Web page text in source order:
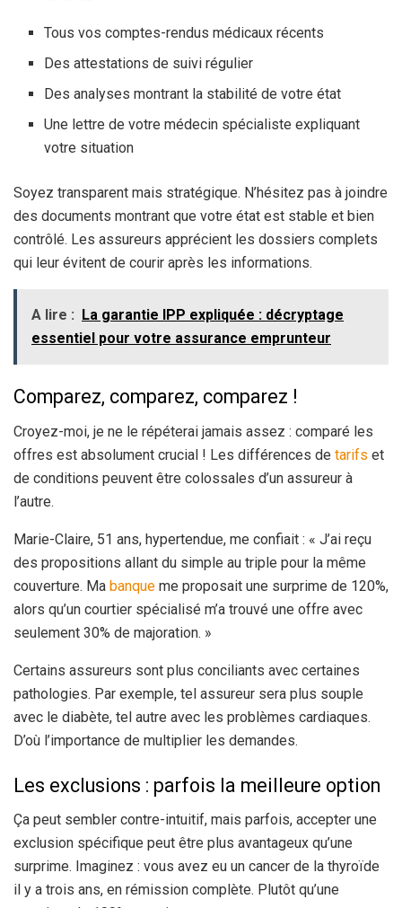
Tous vos comptes-rendus médicaux récents
Des attestations de suivi régulier
Des analyses montrant la stabilité de votre état
Une lettre de votre médecin spécialiste expliquant
votre situation
Soyez transparent mais stratégique. N’hésitez pas à joindre
des documents montrant que votre état est stable et bien
contrôlé. Les assureurs apprécient les dossiers complets
qui leur évitent de courir après les informations.
A lire : La garantie IPP expliquée : décryptage
essentiel pour votre assurance emprunteur
Comparez, comparez, comparez !
Croyez-moi, je ne le répéterai jamais assez : comparé les
offres est absolument crucial ! Les différences de tarifs et
de conditions peuvent être colossales d’un assureur à
l’autre.
Marie-Claire, 51 ans, hypertendue, me confiait : « J’ai reçu
des propositions allant du simple au triple pour la même
couverture. Ma banque me proposait une surprime de 120%,
alors qu’un courtier spécialisé m’a trouvé une offre avec
seulement 30% de majoration. »
Certains assureurs sont plus conciliants avec certaines
pathologies. Par exemple, tel assureur sera plus souple
avec le diabète, tel autre avec les problèmes cardiaques.
D’où l’importance de multiplier les demandes.
Les exclusions : parfois la meilleure option
Ça peut sembler contre-intuitif, mais parfois, accepter une
exclusion spécifique peut être plus avantageux qu’une
surprime. Imaginez : vous avez eu un cancer de la thyroïde
il y a trois ans, en rémission complète. Plutôt qu’une